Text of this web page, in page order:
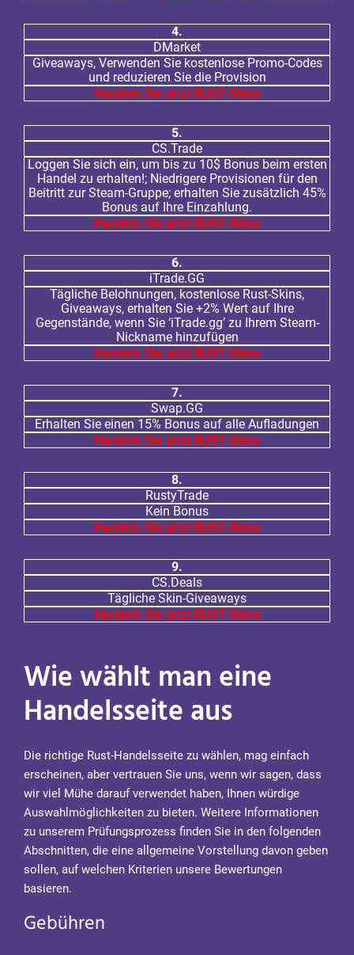
4.
DMarket
Giveaways, Verwenden Sie kostenlose Promo-Codes
und reduzieren Sie die Provision
Handeln Sie jetzt RUST-Skins
5.
CS.Trade
Loggen Sie sich ein, um bis zu 10$ Bonus beim ersten
Handel zu erhalten!; Niedrigere Provisionen für den
Beitritt zur Steam-Gruppe; erhalten Sie zusätzlich 45%
Bonus auf Ihre Einzahlung.
Handeln Sie jetzt RUST-Skins
6.
iTrade.GG
Tägliche Belohnungen, kostenlose Rust-Skins,
Giveaways, erhalten Sie +2% Wert auf Ihre
Gegenstände, wenn Sie ‘iTrade.gg’ zu Ihrem Steam-
Nickname hinzufügen
Handeln Sie jetzt RUST-Skins
7.
Swap.GG
Erhalten Sie einen 15% Bonus auf alle Aufladungen
Handeln Sie jetzt RUST-Skins
8.
RustyTrade
Kein Bonus
Handeln Sie jetzt RUST-Skins
9.
CS.Deals
Tägliche Skin-Giveaways
Handeln Sie jetzt RUST-Skins
Wie wählt man eine
Handelsseite aus
Die richtige Rust-Handelsseite zu wählen, mag einfach
erscheinen, aber vertrauen Sie uns, wenn wir sagen, dass
wir viel Mühe darauf verwendet haben, Ihnen würdige
Auswahlmöglichkeiten zu bieten. Weitere Informationen
zu unserem Prüfungsprozess finden Sie in den folgenden
Abschnitten, die eine allgemeine Vorstellung davon geben
sollen, auf welchen Kriterien unsere Bewertungen
basieren.
Gebühren